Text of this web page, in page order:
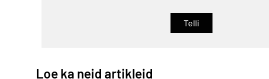
Telli
Loe ka neid artikleid